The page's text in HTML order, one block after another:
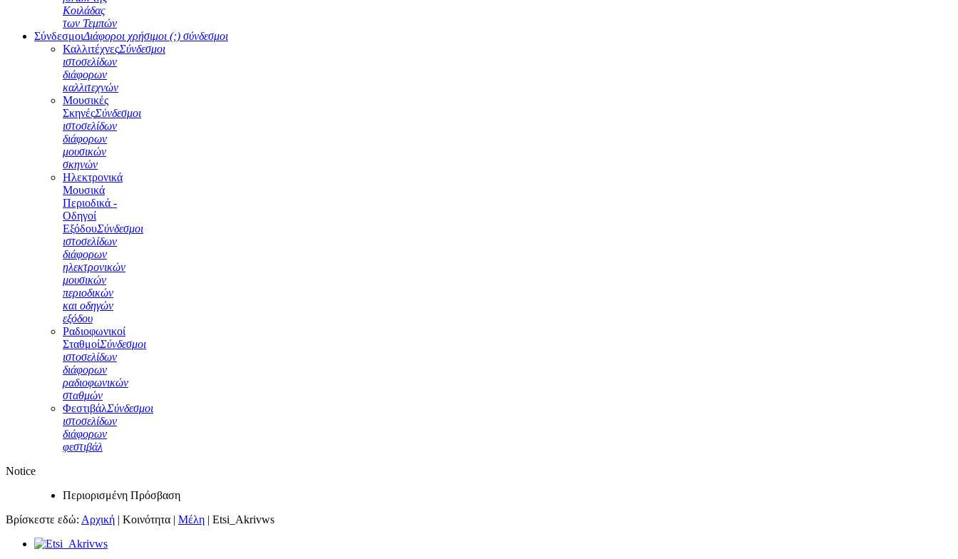
Κοιλάδας
των Τεμπών
ΣύνδεσμοιΔιάφοροι χρήσιμοι (;) σύνδεσμοι
ΚαλλιτέχνεςΣύνδεσμοι
ιστοσελίδων
διάφορων
καλλιτεχνών
Μουσικές
ΣκηνέςΣύνδεσμοι
ιστοσελίδων
διάφορων
μουσικών
σκηνών
Ηλεκτρονικά
Μουσικά
Περιοδικά -
Οδηγοί
ΕξόδουΣύνδεσμοι
ιστοσελίδων
διάφορων
ηλεκτρονικών
μουσικών
περιοδικών
και οδηγών
εξόδου
Ραδιοφωνικοί
ΣταθμοίΣύνδεσμοι
ιστοσελίδων
διάφορων
ραδιοφωνικών
σταθμών
ΦεστιβάλΣύνδεσμοι
ιστοσελίδων
διάφορων
φεστιβάλ
Notice
Περιορισμένη Πρόσβαση
Βρίσκεστε εδώ: Αρχική | Κοινότητα | Μέλη | Etsi_Akrivws